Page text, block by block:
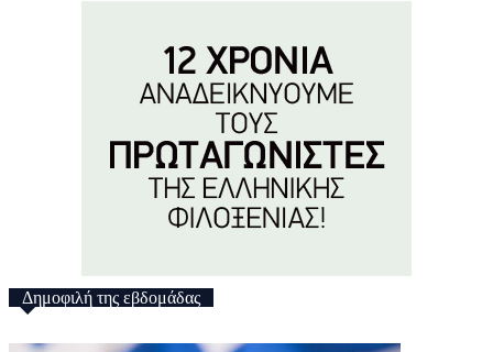
Δημοφιλή της εβδομάδας